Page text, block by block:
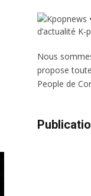
Nous
propose
People de